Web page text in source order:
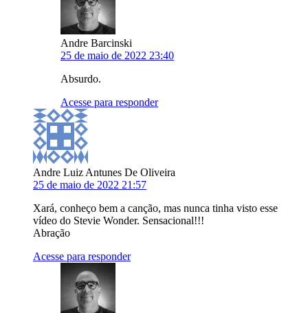
Andre Barcinski
25 de maio de 2022 23:40
Absurdo.
Acesse para responder
Andre Luiz Antunes De Oliveira
25 de maio de 2022 21:57
Xará, conheço bem a canção, mas nunca tinha visto esse
vídeo do Stevie Wonder. Sensacional!!!
Abração
Acesse para responder